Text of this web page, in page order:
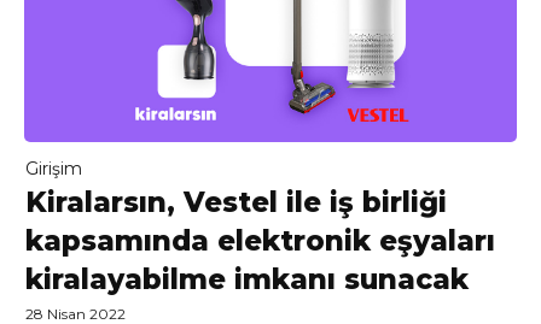
Girişim
Kiralarsın, Vestel ile iş birliği
kapsamında elektronik eşyaları
kiralayabilme imkanı sunacak
28 Nisan 2022